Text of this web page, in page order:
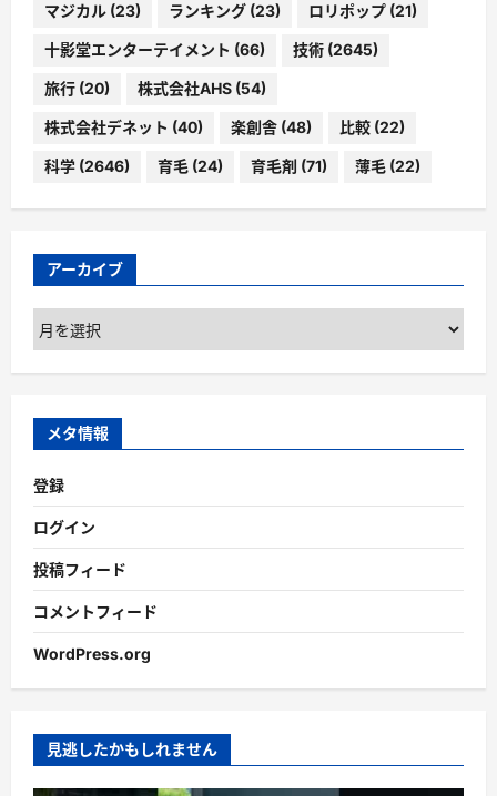
マジカル (23) ランキング (23) ロリポップ (21)
十影堂エンターテイメント (66) 技術 (2645)
旅行 (20) 株式会社AHS (54)
株式会社デネット (40) 楽創舎 (48) 比較 (22)
科学 (2646) 育毛 (24) 育毛剤 (71) 薄毛 (22)
アーカイブ
ア
ー
カ
ブ
メタ情報
登録
ログイン
投稿フィード
コメントフィード
WordPress.org
見逃したかもしれません